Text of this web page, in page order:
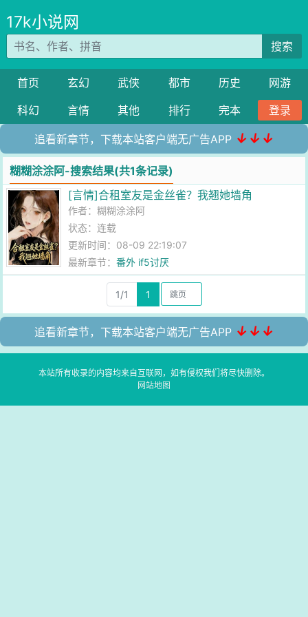
17k小说网
搜索
首页 玄幻 武侠 都市 历史
网游
科幻
言情 其他 排行 完本 登录
追看新章节，下载本站客户端无广告APP ↓↓↓
糊糊涂涂阿-搜索结果(共1条记录)
[言情]合租室友是金丝雀？我翘她墙角
作者：糊糊涂涂阿
状态：连载
更新时间：08-09 22:19:07
最新章节：番外 if5讨厌
1/1 1
追看新章节，下载本站客户端无广告APP ↓↓↓
本站所有收录的内容均来自互联网，如有侵权我们将尽快删除。
网站地图